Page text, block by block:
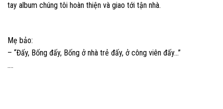
tay album chúng tôi hoàn thiện và giao tới tận nhà.
Mẹ bảo:
– “Đấy, Bống đấy, Bống ở nhà trẻ đấy, ở công viên đấy…”
….